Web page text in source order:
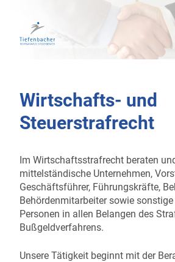
Wirtschafts- und
Steuerstrafrecht
Im Wirtschaftsstrafrecht beraten
mittelständische Unternehmen,
Geschäftsführer, Führungskräfte,
Behördenmitarbeiter sowie
Personen in allen Belangen des
Bußgeldverfahrens.
Unsere Tätigkeit beginnt mit der